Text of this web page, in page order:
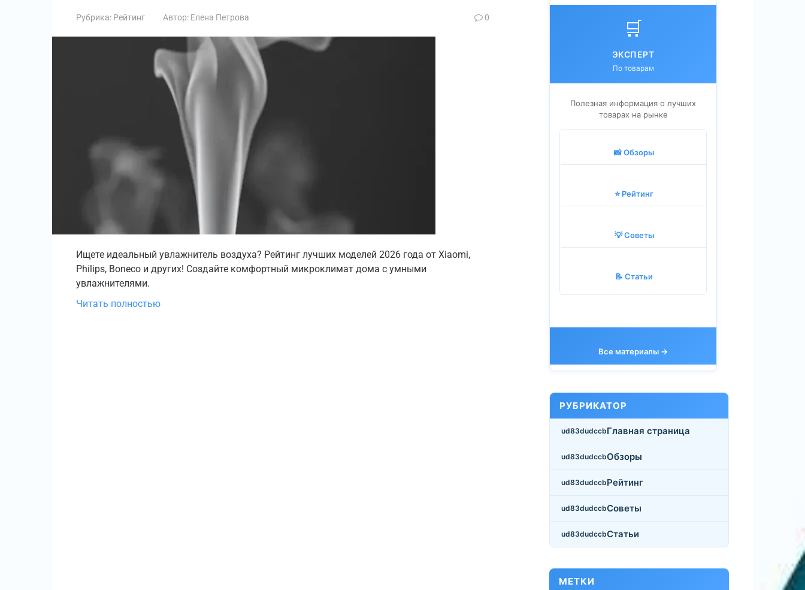
Рубрика: Рейтинг Автор: Елена Петрова 0
Ищете идеальный увлажнитель воздуха? Рейтинг лучших моделей 2026 года от Xiaomi,
Philips, Boneco и других! Создайте комфортный микроклимат дома с умными
увлажнителями.
Читать полностью
🛒
ЭКСПЕРТ
По товарам
Полезная информация о лучших
товарах на рынке
📸 Обзоры
⭐ Рейтинг
💡 Советы
📝 Статьи
Все материалы →
РУБРИКАТОР
Главная страница
Обзоры
Рейтинг
Советы
Статьи
МЕТКИ